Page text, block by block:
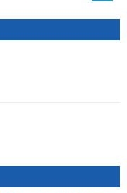
Đường số 9A, KDC